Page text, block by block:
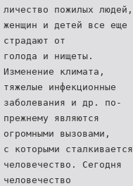
личество пожилых людей,
женщин и детей все еще
страдают от
голода и нищеты.
Изменение климата,
тяжелые инфекционные
заболевания и др. по-
прежнему являются
огромными вызовами,
с которыми сталкивается
человечество. Сегодня
человечество